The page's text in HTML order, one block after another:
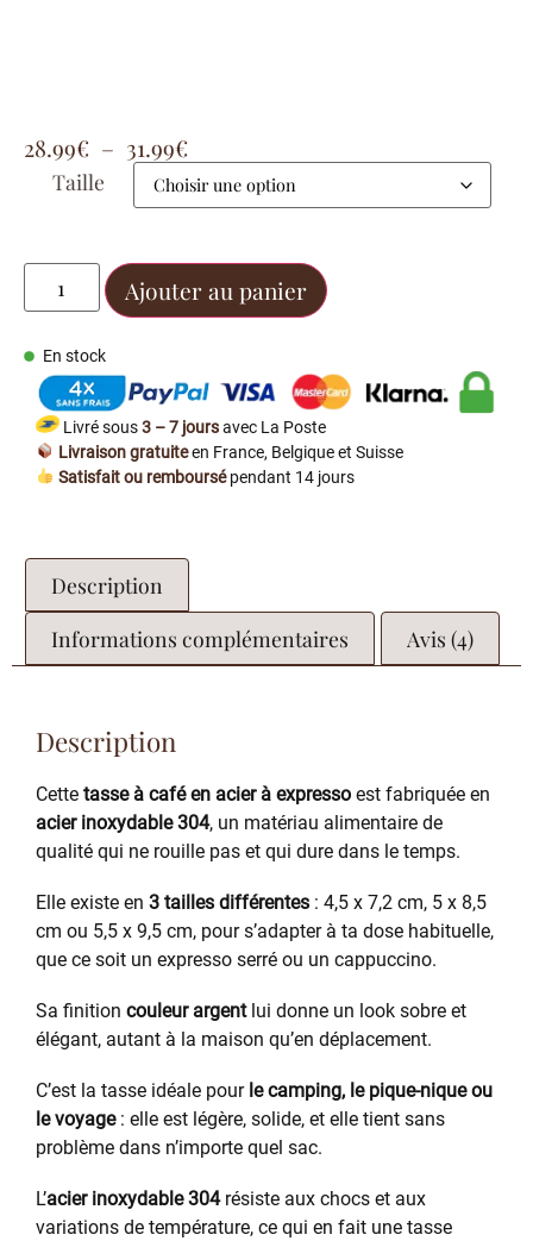
28.99€ – 31.99€
Taille
Ajouter au panier
En stock
Livré sous3 – 7 joursavec La Poste
Livraison gratuiteen France, Belgique et Suisse
Satisfait ou remboursépendant 14 jours
Description
Informations complémentaires
Avis (4)
Description
Cette tasse à café en acier à expresso est fabriquée en
acier inoxydable 304, un matériau alimentaire de
qualité qui ne rouille pas et qui dure dans le temps.
Elle existe en 3 tailles différentes : 4,5 x 7,2 cm, 5 x 8,5
cm ou 5,5 x 9,5 cm, pour s’adapter à ta dose habituelle,
que ce soit un expresso serré ou un cappuccino.
Sa finition couleur argentlui donne un look sobre et
élégant, autant à la maison qu’en déplacement.
C’est la tasse idéale pour le camping, le pique-nique ou
le voyage: elle est légère, solide, et elle tient sans
problème dans n’importe quel sac.
L’acier inoxydable 304résiste aux chocs et aux
variations de température, ce qui en fait une tasse